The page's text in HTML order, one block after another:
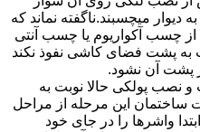
دیوار میچسبند.ناگفته نماند که
از چسب آکواریوم یا چسب آنتی
به پشت فضای کاشی نفوذ نکند
پشت آن نشود.
نصب پولکی حالا نوبت به
این مرحله از مراحل
واشرها را در جای خود